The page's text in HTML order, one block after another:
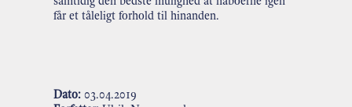
får et tåleligt forhold til hinanden.
Dato: 03.04.2019